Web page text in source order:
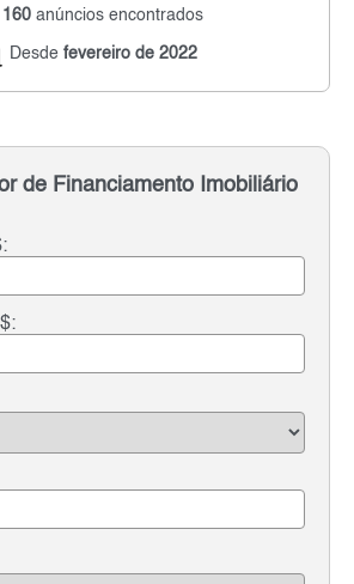
160 anúncios encontrados
Desde fevereiro de 2022
de Financiamento Imobiliário